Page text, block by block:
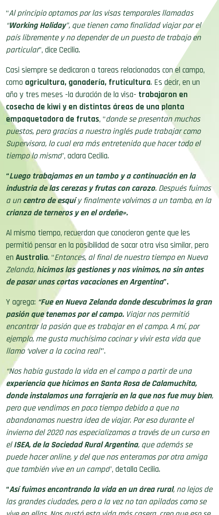
“Al principio optamos por las visas temporales llamadas
“Working Holiday”, que tienen como finalidad viajar por el
país libremente y no depender de un puesto de trabajo en
particular”, dice Cecilia.
Casi siempre se dedicaron a tareas relacionadas con el campo,
como agricultura, ganadería, fruticultura. Es decir, en un
año y tres meses -la duración de la visa- trabajaron en
cosecha de kiwiy en distintas áreas de una planta
empaquetadora de frutas, “donde se presentan muchos
puestos, pero gracias a nuestro inglés pude trabajar como
Supervisora, lo cual era más entretenido que hacer todo el
tiempo lo mismo”, aclara Cecilia.
“Luego trabajamos en un tamboy a continuación en la
industria de lascerezas y frutas con carozo. Después fuimos
a uncentro de esquíy finalmente volvimos a un tambo, en la
crianza de terneros y en el ordeñe».
Al mismo tiempo, recuerdan que conocieron gente que les
permitió pensar en la posibilidad de sacar otra visa similar, pero
en Australia. “Entonces, al final de nuestro tiempo en Nueva
Zelanda, hicimos las gestiones y nos vinimos, no sin antes
de pasar unas cortas vacaciones en Argentina”.
Y agrega: “Fue enNueva Zelandadonde descubrimos la gran
pasión que tenemos por el campo.Viajar nos permitió
encontrar la pasión que es trabajar en el campo. A mí, por
ejemplo, me gusta muchísimo cocinar y vivir esta vida que
llamo ‘volver a la cocina real’”.
“Nos había gustado la vida en el campo a partir de una
experiencia que hicimos en Santa Rosa de Calamuchita,
donde instalamos una forrajería en la que nos fue muy bien,
pero que vendimos en poco tiempo debido a que no
abandonamos nuestra idea de viajar. Por eso durante el
invierno del 2020 nos especializamos a través de un curso en
el ISEA, de la Sociedad Rural Argentina, que además se
puede hacer online, y del que nos enteramos por otra amiga
que también vive en un campo”, detalla Cecilia.
“Así fuimos encontrando la vida en un área rural, no lejos de
las grandes ciudades, pero a la vez no tan apilados como se